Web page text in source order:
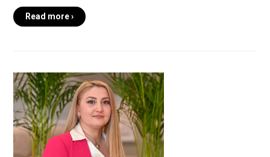
Read more ›